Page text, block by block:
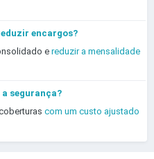
encargos?
e reduzir a mensalidade
segurança?
com um custo ajustado